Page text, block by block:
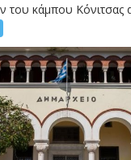
κάμπου Κόνιτσας